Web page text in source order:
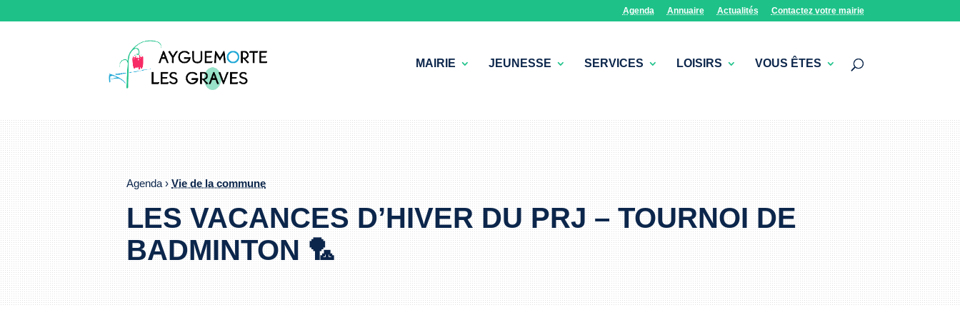
Agenda Annuaire Actualités Contactez votre mairie
MAIRIE JEUNESSE SERVICES LOISIRS VOUS ÊTES
Agenda ›Vie de la commune
LES VACANCES D’HIVER DU PRJ – TOURNOI DE
BADMINTON 🏸